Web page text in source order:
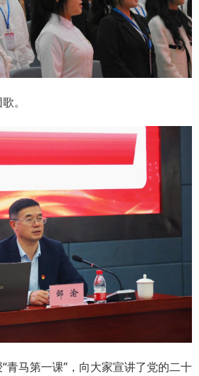
。
青马第一课”，向大家宣讲了党的二十